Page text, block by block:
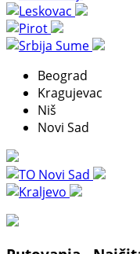
Beograd
Kragujevac
Niš
Novi Sad